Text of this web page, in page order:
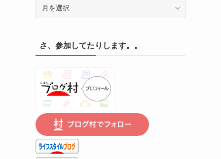
り
は
こ
ち
ら
で
さ、参加してたりします。。